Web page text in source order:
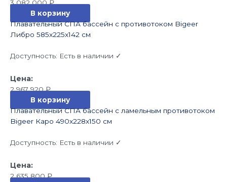
3 082 000₽
В корзину
Плавательный СПА бассейн с противотоком Bigeer
Либро 585x225x142 см
Доступность: Есть в наличии ✓
2 967 920₽
В корзину
Плавательный СПА бассейн с ламельным противотоком
Bigeer Каро 490x228x150 см
Доступность: Есть в наличии ✓
2 635 800₽